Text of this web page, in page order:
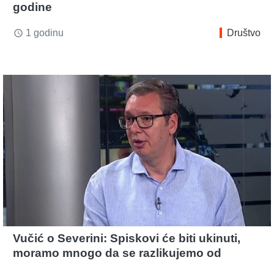
godine
access_time 1 godinu Društvo
Vučić o Severini: Spiskovi će biti ukinuti,
moramo mnogo da se razlikujemo od